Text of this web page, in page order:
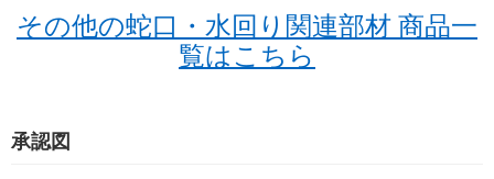
その他の蛇口・水回り関連部材 商品一
覧はこちら
承認図